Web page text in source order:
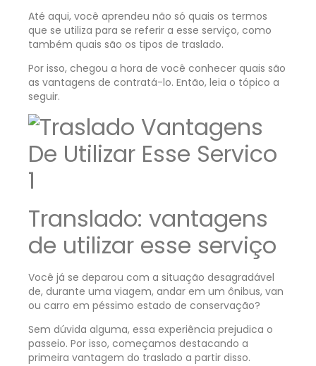
Até aqui, você aprendeu não só quais os termos
que se utiliza para se referir a esse serviço, como
também quais são os tipos de traslado.
Por isso, chegou a hora de você conhecer quais são
as vantagens de contratá-lo. Então, leia o tópico a
seguir.
Translado: vantagens
de utilizar esse serviço
Você já se deparou com a situação desagradável
de, durante uma viagem, andar em um ônibus, van
ou carro em péssimo estado de conservação?
Sem dúvida alguma, essa experiência prejudica o
passeio. Por isso, começamos destacando a
primeira vantagem do traslado a partir disso.